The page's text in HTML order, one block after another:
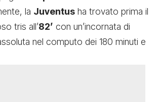
la Juventus ha trovato prima il
tris all’82’ con un’incornata di
nel computo dei 180 minuti e